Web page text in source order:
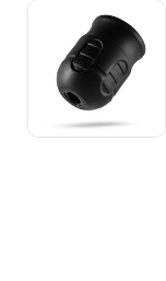
Количество